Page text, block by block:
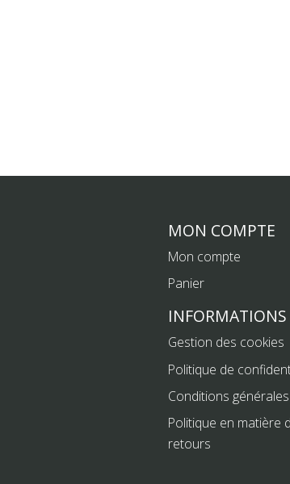
MON COMPTE
Mon compte
Panier
INFORMATIONS
Gestion des cookies
Politique de
Conditions
Politique en matière
retours